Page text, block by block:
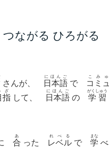
つながる ひろが
さんが、 日本語
にほんご
で コミ
こみ
指
ざ
して、 日本語
にほんご
の 学習
がくしゅう
合
あ
った レベル
れべる
で 学
まな
べ